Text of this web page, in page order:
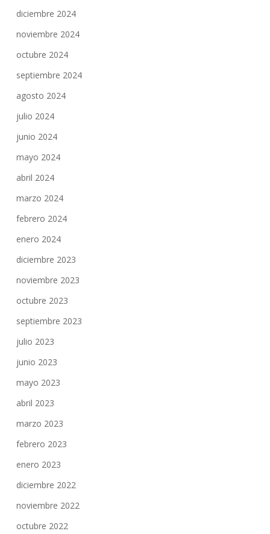
diciembre 2024
noviembre 2024
octubre 2024
septiembre 2024
agosto 2024
julio 2024
junio 2024
mayo 2024
abril 2024
marzo 2024
febrero 2024
enero 2024
diciembre 2023
noviembre 2023
octubre 2023
septiembre 2023
julio 2023
junio 2023
mayo 2023
abril 2023
marzo 2023
febrero 2023
enero 2023
diciembre 2022
noviembre 2022
octubre 2022